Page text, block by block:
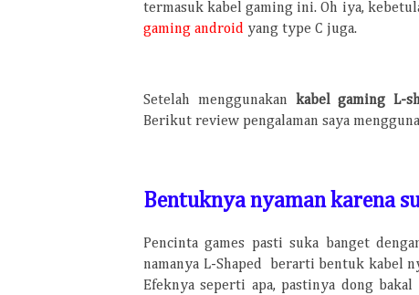
termasuk kabel gaming ini. Oh iya,
gaming android yang type C juga.
Setelah menggunakan kabel gaming L-
Berikut review pengalaman saya
Bentuknya nyaman karena
Pencinta games pasti suka banget
namanya L-Shaped berarti bentuk kabel
Efeknya seperti apa, pastinya dong